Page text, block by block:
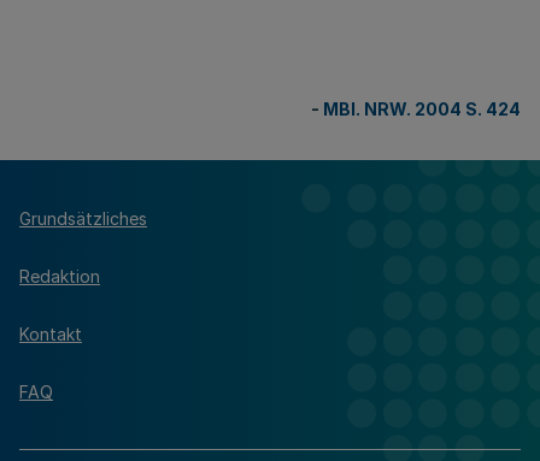
- MBl. NRW. 2004 S. 424
Grundsätzliches
Redaktion
Kontakt
FAQ